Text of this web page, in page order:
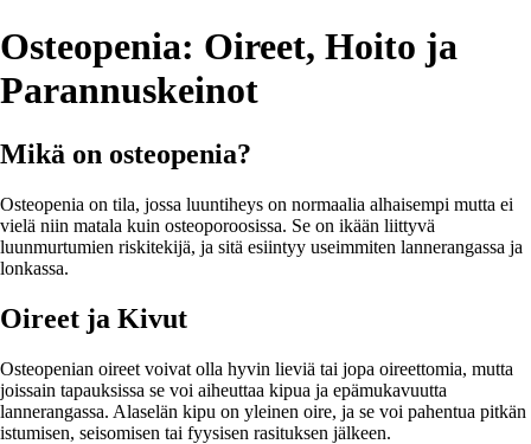
Osteopenia: Oireet, Hoito ja
Parannuskeinot
Mikä on osteopenia?
Osteopenia on tila, jossa luuntiheys on normaalia alhaisempi mutta ei
vielä niin matala kuin osteoporoosissa. Se on ikään liittyvä
luunmurtumien riskitekijä, ja sitä esiintyy useimmiten lannerangassa ja
lonkassa.
Oireet ja Kivut
Osteopenian oireet voivat olla hyvin lieviä tai jopa oireettomia, mutta
joissain tapauksissa se voi aiheuttaa kipua ja epämukavuutta
lannerangassa. Alaselän kipu on yleinen oire, ja se voi pahentua pitkän
istumisen, seisomisen tai fyysisen rasituksen jälkeen.